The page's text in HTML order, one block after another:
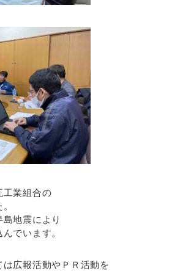
業組合の
地震により
でいます。
広報活動やＰＲ活動を